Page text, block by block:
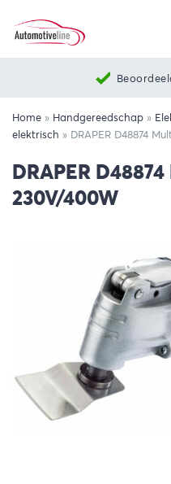
Home » Handgereedschap »
elektrisch » DRAPER D48874
DRAPER
230V/400W